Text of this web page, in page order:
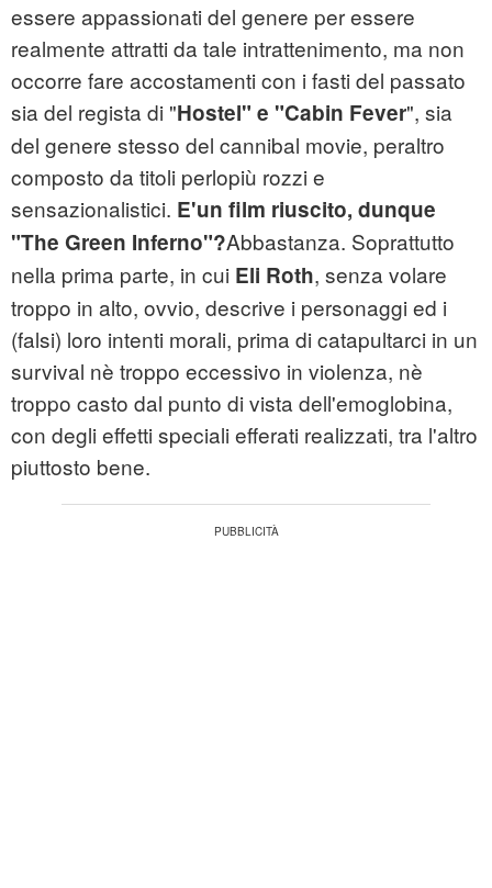
essere appassionati del genere per essere
realmente attratti da tale intrattenimento, ma non
occorre fare accostamenti con i fasti del passato
sia del regista di "Hostel" e "Cabin Fever", sia
del genere stesso del cannibal movie, peraltro
composto da titoli perlopiù rozzi e
sensazionalistici. E'un film riuscito, dunque
"The Green Inferno"?Abbastanza. Soprattutto
nella prima parte, in cui Eli Roth, senza volare
troppo in alto, ovvio, descrive i personaggi ed i
(falsi) loro intenti morali, prima di catapultarci in un
survival nè troppo eccessivo in violenza, nè
troppo casto dal punto di vista dell'emoglobina,
con degli effetti speciali efferati realizzati, tra l'altro
piuttosto bene.